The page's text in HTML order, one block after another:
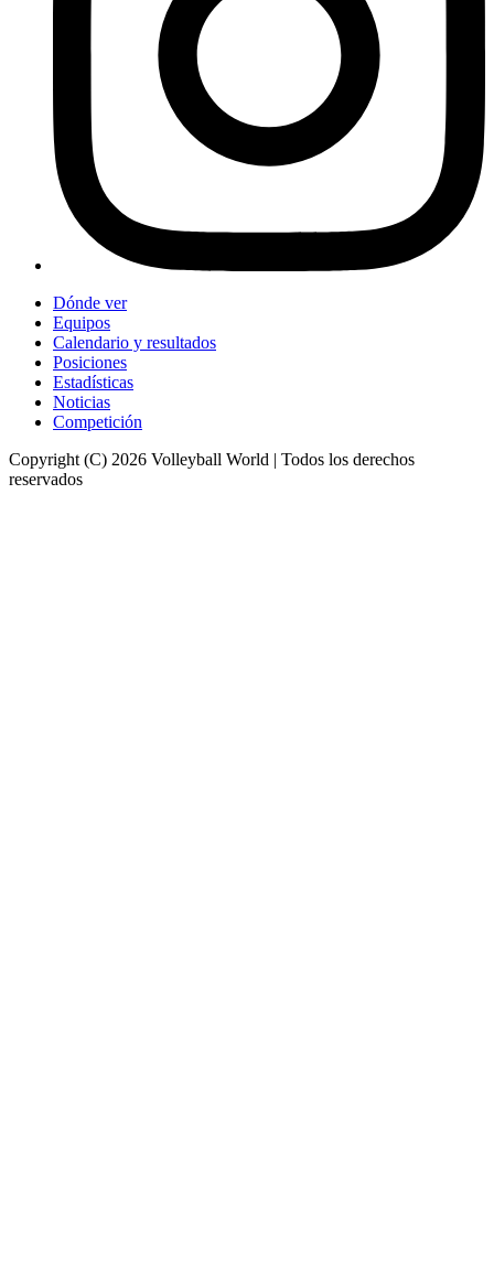
Dónde ver
Equipos
Calendario y resultados
Posiciones
Estadísticas
Noticias
Competición
Copyright (C) 2026 Volleyball World | Todos los derechos
reservados